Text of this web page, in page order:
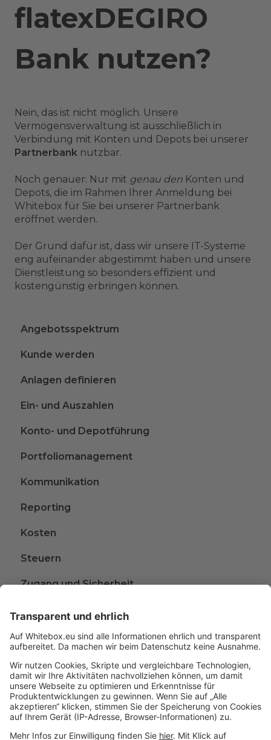
flatexDEGIRO
Bank nutzen?
Nein, das ist nicht möglich. Unsere
Vermögensverwaltung ist ausschließlich in
Verbindung mit Konten und Depots bei unserer
Partnerbank nutzbar.
Noch genauer: Nur mit genau den Konten und
Depots, die im Rahmen Ihrer Anmeldung bei
Whitebox für Sie bei unserer Partnerbank
eröffnet werden.
Der Grund dafür ist, dass wir unsere IT-Systeme
eng aufeinander abgestimmt haben und unsere
Dienstleistung so besonders effizient und
kostengünstig erbringen können.
Angebotsspektrum
Kunde werden
Anlagen definieren
Ein- und Auszahlen
Konto- und Depotführung
Portfoliomanagement
Kommunikation
Reporting
Kosten
Steuern
Zugang und Sicherheit
Beschwerden
Wissen rund ums Anlegen
Glossar
A
B